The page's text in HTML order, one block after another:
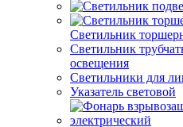
Светильник
Светильник
освещения
Светильники для
Указатель световой